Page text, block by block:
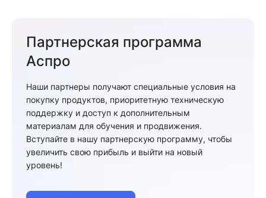
Партнерская программа
Аспро
Наши партнеры получают специальные условия на
покупку продуктов, приоритетную техническую
поддержку и доступ к дополнительным
материалам для обучения и продвижения.
Вступайте в нашу партнерскую программу, чтобы
увеличить свою прибыль и выйти на новый
уровень!